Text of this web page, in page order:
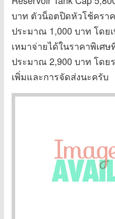
บาท ตัวน็อตปิดหัวโช้ครา
ประมาณ 1,000 บาท โดย
เหมาจ่ายได้ในราคาพิเศษ
ประมาณ 2,900 บาท โดย
เพิ่มและการจัดส่งนะครับ